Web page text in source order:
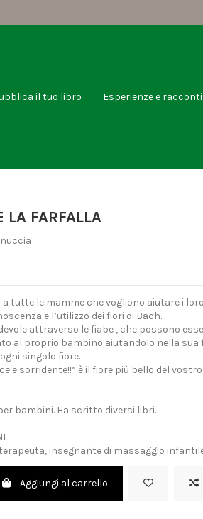
il tuo libro Esperienze e racconti
LA FARFALLA
a tutte le mamme che vogliono aiutare i
e l’utilizzo dei fiori di Bach.
attraverso le fiabe , che possono
al proprio bambino aiutandolo nella sua
singolo fiore.
e sorridente!!” è il fiore più bello del
bambini. Ha scritto diversi libri.
insegnante di massaggio
Aggiungi al carrello